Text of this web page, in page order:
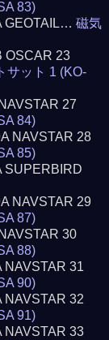
83)
GEOTAIL…磁気
OSCAR 23
サット 1 (KO-
27
84)
NAVSTAR 28
85)
SUPERBIRD
NAVSTAR 29
87)
30
88)
NAVSTAR 31
90)
NAVSTAR 32
91)
NAVSTAR 33